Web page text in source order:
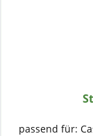
passend für: